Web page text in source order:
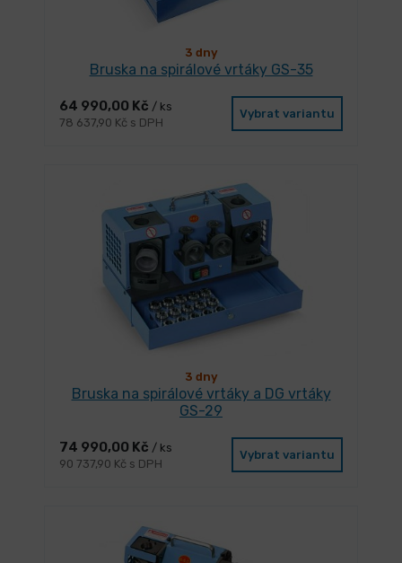
3 dny
Bruska na spirálové vrtáky GS-35
64 990,00 Kč / ks
78 637,90 Kč s DPH
Vybrat variantu
3 dny
Bruska na spirálové vrtáky a DG vrtáky
GS-29
74 990,00 Kč / ks
90 737,90 Kč s DPH
Vybrat variantu